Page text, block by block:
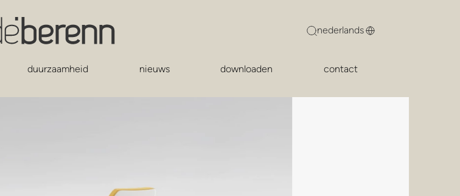
duurzaamheid nieuws downloaden contact